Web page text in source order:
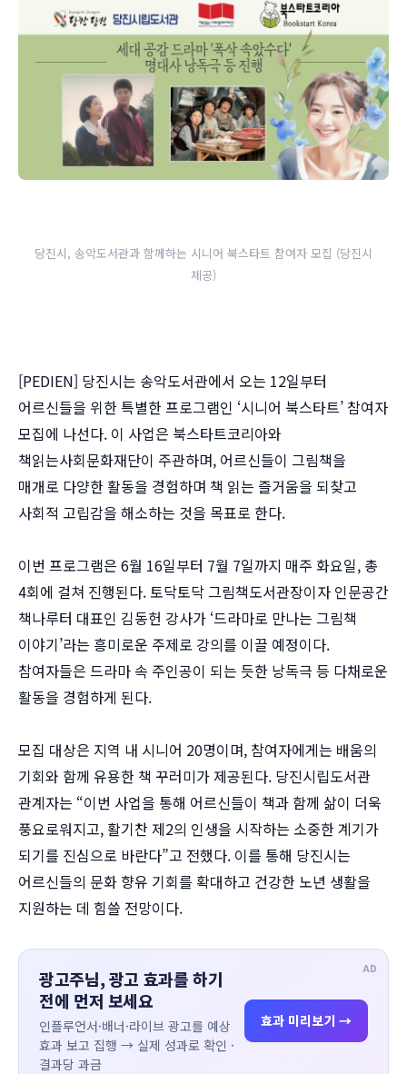
당진시, 송악도서관과 함께하는 시니어 북스타트 참여자 모집 (당진시
제공)
[PEDIEN] 당진시는 송악도서관에서 오는 12일부터
어르신들을 위한 특별한 프로그램인 ‘시니어 북스타트’ 참여자
모집에 나선다. 이 사업은 북스타트코리아와
책읽는사회문화재단이 주관하며, 어르신들이 그림책을
매개로 다양한 활동을 경험하며 책 읽는 즐거움을 되찾고
사회적 고립감을 해소하는 것을 목표로 한다.
이번 프로그램은 6월 16일부터 7월 7일까지 매주 화요일, 총
4회에 걸쳐 진행된다. 토닥토닥 그림책도서관장이자 인문공간
책나루터 대표인 김동헌 강사가 ‘드라마로 만나는 그림책
이야기’라는 흥미로운 주제로 강의를 이끌 예정이다.
참여자들은 드라마 속 주인공이 되는 듯한 낭독극 등 다채로운
활동을 경험하게 된다.
모집 대상은 지역 내 시니어 20명이며, 참여자에게는 배움의
기회와 함께 유용한 책 꾸러미가 제공된다. 당진시립도서관
관계자는 “이번 사업을 통해 어르신들이 책과 함께 삶이 더욱
풍요로워지고, 활기찬 제2의 인생을 시작하는 소중한 계기가
되기를 진심으로 바란다”고 전했다. 이를 통해 당진시는
어르신들의 문화 향유 기회를 확대하고 건강한 노년 생활을
지원하는 데 힘쓸 전망이다.
AD
광고주님, 광고 효과를 하기
전에 먼저 보세요
인플루언서·배너·라이브 광고를 예상
효과 보고 집행 → 실제 성과로 확인 ·
결과당 과금
효과 미리보기 →